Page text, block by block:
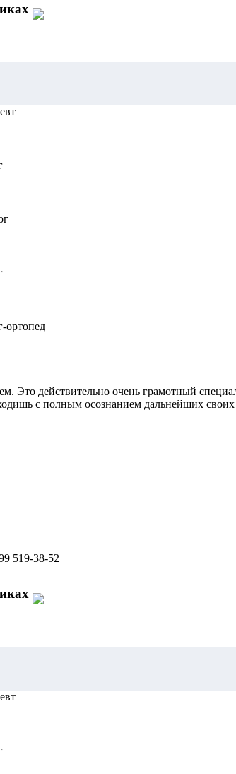
ортопед
Это действительно очень грамотный
с полным осознанием дальнейших
519-38-52